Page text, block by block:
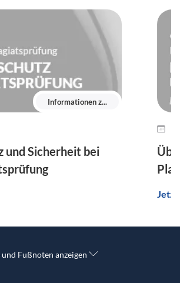
Informationen z...
und Sicherheit bei
Fußnoten anzeigen